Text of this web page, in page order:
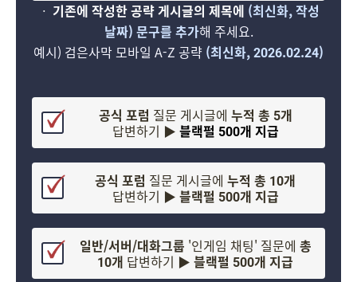
ㆍ 기존에 작성한 공략 게시글의 제목에 (최신화, 작성
날짜) 문구를 추가해 주세요.
예시) 검은사막 모바일 A-Z 공략 (최신화, 2026.02.24)
공식 포럼 질문 게시글에 누적 총 5개
답변하기 ▶ 블랙펄 500개 지급
공식 포럼 질문 게시글에 누적 총 10개
답변하기 ▶ 블랙펄 500개 지급
일반/서버/대화그룹 '인게임 채팅' 질문에 총
10개 답변하기 ▶ 블랙펄 500개 지급